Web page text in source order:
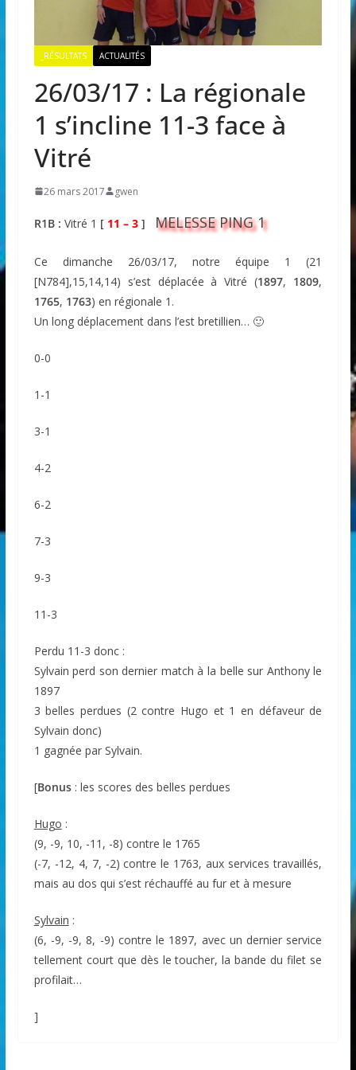
_RÉSULTATS ACTUALITÉS
26/03/17 : La régionale
1 s’incline 11-3 face à
Vitré
26 mars 2017 gwen
R1B : Vitré 1 [11 – 3 ] MELESSE PING 1
Ce dimanche 26/03/17, notre équipe 1 (21
[N784],15,14,14) s’est déplacée à Vitré (1897, 1809,
1765, 1763) en régionale 1.
Un long déplacement dans l’est bretillien… 🙂
0-0
1-1
3-1
4-2
6-2
7-3
9-3
11-3
Perdu 11-3 donc :
Sylvain perd son dernier match à la belle sur Anthony le
1897
3 belles perdues (2 contre Hugo et 1 en défaveur de
Sylvain donc)
1 gagnée par Sylvain.
[Bonus: les scores des belles perdues
Hugo :
(9, -9, 10, -11, -8) contre le 1765
(-7, -12, 4, 7, -2) contre le 1763, aux services travaillés,
mais au dos qui s’est réchauffé au fur et à mesure
Sylvain :
(6, -9, -9, 8, -9) contre le 1897, avec un dernier service
tellement court que dès le toucher, la bande du filet se
profilait…
]